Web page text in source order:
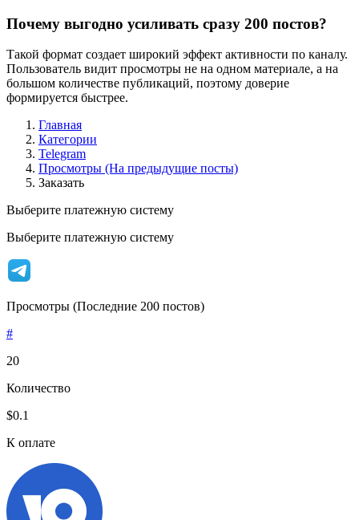
Почему выгодно усиливать сразу 200 постов?
Такой формат создает широкий эффект активности по каналу.
Пользователь видит просмотры не на одном материале, а на
большом количестве публикаций, поэтому доверие
формируется быстрее.
Главная
Категории
Telegram
Просмотры (На предыдущие посты)
Заказать
Выберите платежную систему
Выберите платежную систему
Просмотры (Последние 200 постов)
#
20
Количество
$0.1
К оплате